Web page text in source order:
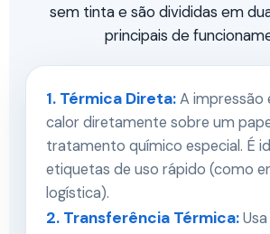
sem tinta e são divididas em
principais de
1. Térmica Direta:A impressão
calor diretamente sobre um
tratamento químico especial. É
etiquetas de uso rápido (como
logística).
2. Transferência Térmica: